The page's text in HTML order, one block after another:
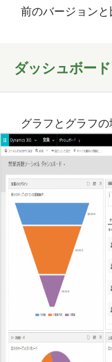
前のバージョンと
ダッシュボード
グラフとグラフの